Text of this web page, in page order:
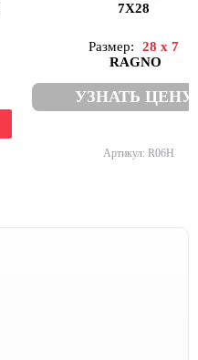
7X28
Размер:
28 x 7
RAGNO
УЗНАТЬ ЦЕНУ
Артикул: R06H